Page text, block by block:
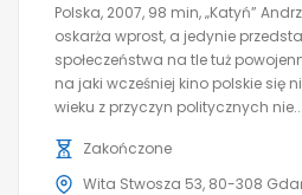
Polska, 2007, 98 min, „Katyń”
oskarża wprost, a jedynie
społeczeństwa na tle tuż
na jaki wcześniej kino polskie się
wieku z przyczyn politycznych nie...
Zakończone
Wita Stwosza 53, 80-308